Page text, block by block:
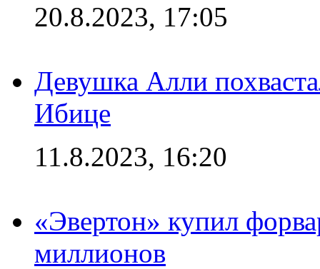
20.8.2023, 17:05
Девушка Алли
Ибице
11.8.2023, 16:20
«Эвертон» купил
миллионов